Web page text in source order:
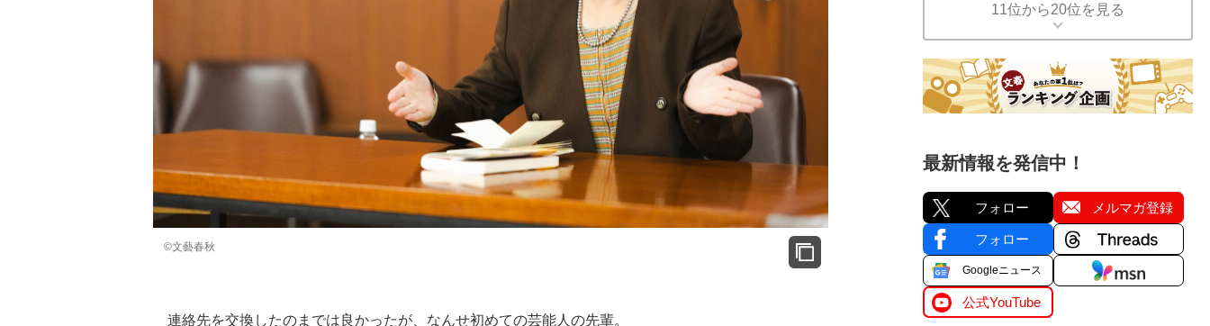
©文藝春秋
連絡先を交換したのまでは良かったが、なんせ初めての芸能人の先輩。
11位から20位を見る
最新情報を発信中！
フォロー メルマガ登録
フォロー
Googleニュース
公式YouTube